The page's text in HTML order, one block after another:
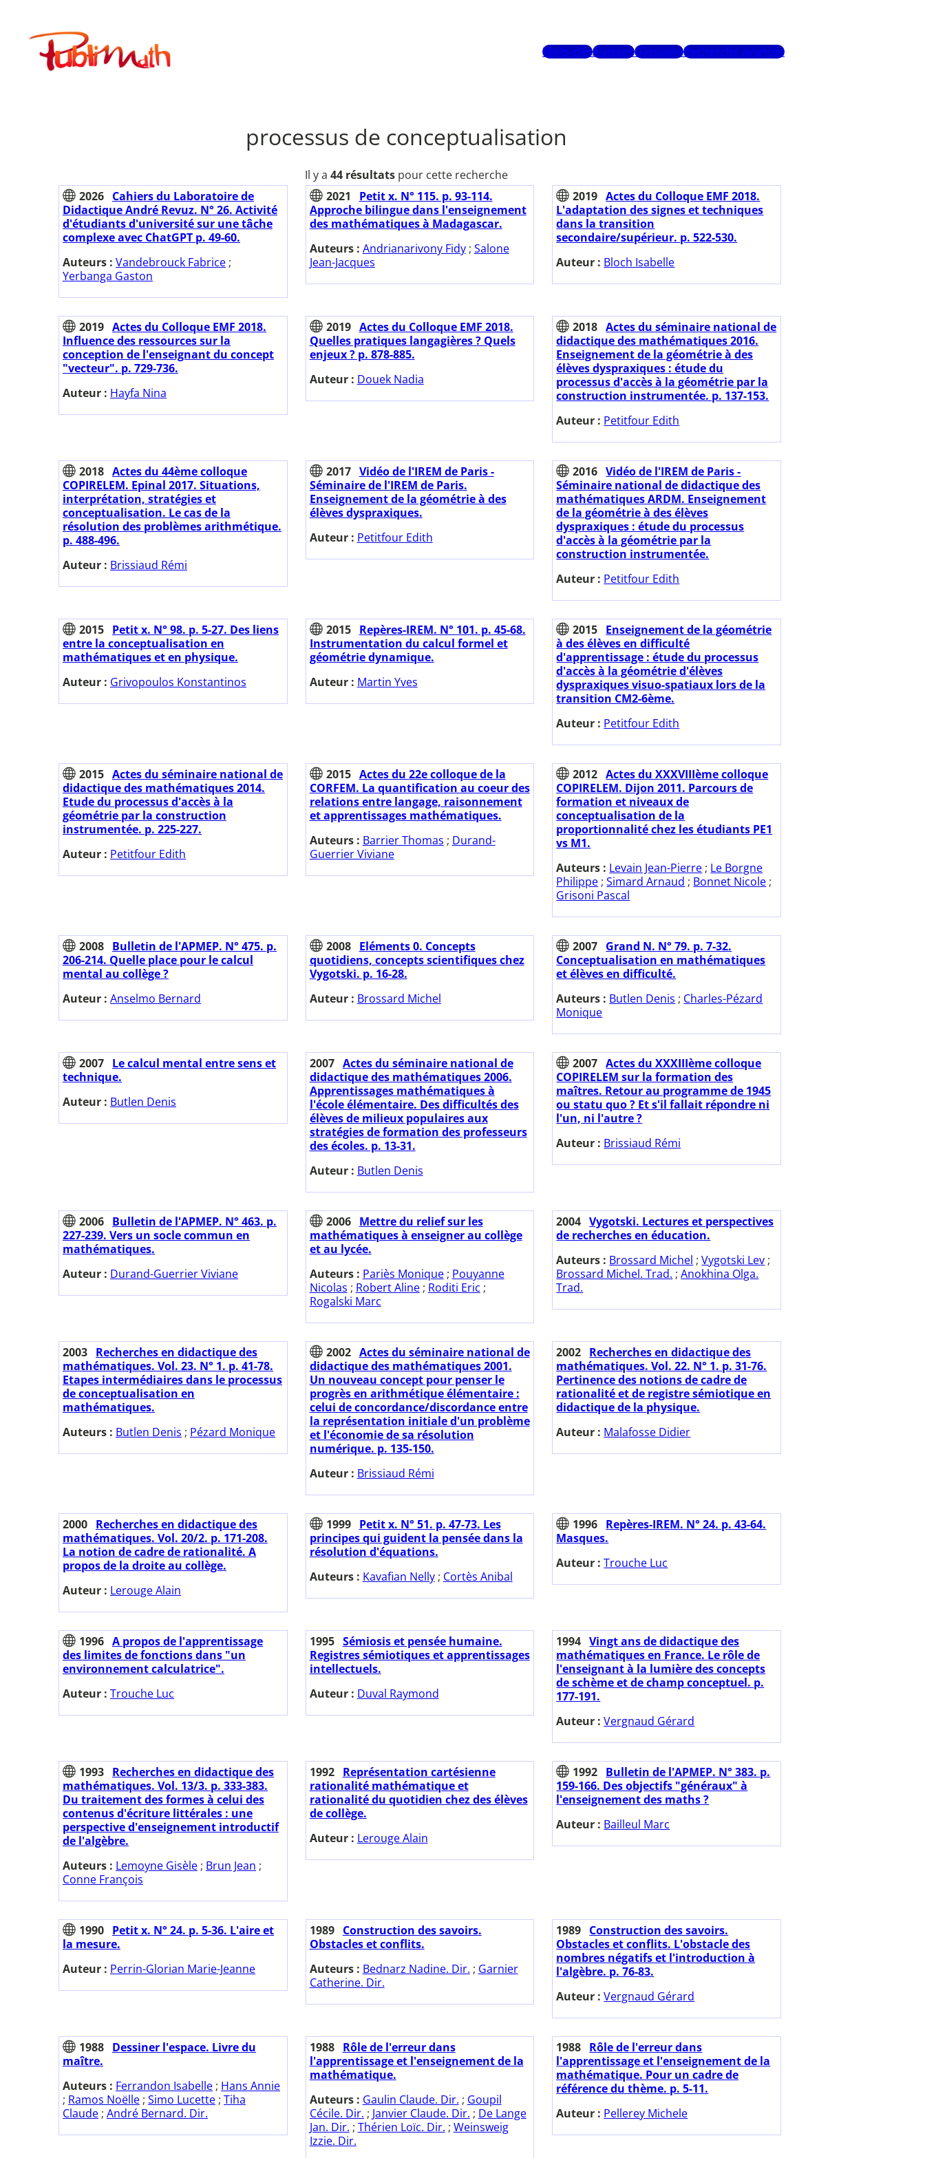
contenuPublimath
Mots-clésAuteursGlossaireRecherche avancée
processus de conceptualisation
Il y a 44 résultatspour cette recherche
2026 Cahiers du Laboratoire de
Didactique André Revuz. N° 26. Activité
d'étudiants d'université sur une tâche
complexe avec ChatGPT p. 49-60.
Auteurs : Vandebrouck Fabrice ;
Yerbanga Gaston
2021
Petit x. N° 115. p. 93-114.
Approche bilingue dans l'enseignement
des mathématiques à Madagascar.
Auteurs : Andrianarivony Fidy; Salone
Jean-Jacques
2019 Actes du Colloque EMF 2018.
L'adaptation des signes et techniques
dans la transition
secondaire/supérieur. p. 522-530.
Auteur : Bloch Isabelle
2019 Actes du Colloque EMF 2018.
Influence des ressources sur la
conception de l'enseignant du concept
"vecteur". p. 729-736.
Auteur : Hayfa Nina
2019 Actes du Colloque EMF 2018.
Quelles pratiques langagières ? Quels
enjeux ? p. 878-885.
Auteur : Douek Nadia
2018 Actes du séminaire national de
didactique des mathématiques 2016.
Enseignement de la géométrie à des
élèves dyspraxiques : étude du
processus d'accès à la géométrie par la
construction instrumentée. p. 137-153.
Auteur : Petitfour Edith
2018 Actes du 44ème colloque
COPIRELEM. Epinal 2017. Situations,
interprétation, stratégies et
conceptualisation. Le cas de la
résolution des problèmes arithmétique.
p. 488-496.
Auteur : Brissiaud Rémi
2017 Vidéo de l'IREM de Paris -
Séminaire de l'IREM de Paris.
Enseignement de la géométrie à des
élèves dyspraxiques.
Auteur : Petitfour Edith
2016 Vidéo de l'IREM de Paris -
Séminaire national de didactique des
mathématiques ARDM. Enseignement
de la géométrie à des élèves
dyspraxiques : étude du processus
d'accès à la géométrie par la
construction instrumentée.
Auteur : Petitfour Edith
2015 Petit x. N° 98. p. 5-27. Des liens
entre la conceptualisation en
mathématiques et en physique.
Auteur : Grivopoulos Konstantinos
2015
Repères-IREM. N° 101. p. 45-68.
Instrumentation du calcul formel et
géométrie dynamique.
Auteur : Martin Yves
2015 Enseignement de la géométrie
à des élèves en difficulté
d'apprentissage : étude du processus
d'accès à la géométrie d'élèves
dyspraxiques visuo-spatiaux lors de la
transition CM2-6ème.
Auteur : Petitfour Edith
2015 Actes du séminaire national de
didactique des mathématiques 2014.
Etude du processus d'accès à la
géométrie par la construction
instrumentée. p. 225-227.
Auteur : Petitfour Edith
2015 Actes du 22e colloque de la
CORFEM. La quantification au coeur des
relations entre langage, raisonnement
et apprentissages mathématiques.
Auteurs : Barrier Thomas ; Durand-
Guerrier Viviane
2012 Actes du XXXVIIIème colloque
COPIRELEM. Dijon 2011. Parcours de
formation et niveaux de
conceptualisation de la
proportionnalité chez les étudiants PE1
vs M1.
Auteurs : Levain Jean-Pierre ; Le Borgne
Philippe ;Simard Arnaud ; Bonnet Nicole ;
Grisoni Pascal
2008 Bulletin de l'APMEP. N° 475. p.
206-214. Quelle place pour le calcul
mental au collège ?
Auteur : Anselmo Bernard
2008
Eléments 0. Concepts
quotidiens, concepts scientifiques chez
Vygotski. p. 16-28.
Auteur : Brossard Michel
2007 Grand N. N° 79. p. 7-32.
Conceptualisation en mathématiques
et élèves en difficulté.
Auteurs : Butlen Denis ; Charles-Pézard
Monique
2007 Le calcul mental entre sens et
technique.
Auteur : Butlen Denis
2007 Actes du séminaire national de
didactique des mathématiques 2006.
Apprentissages mathématiques à
l'école élémentaire. Des difficultés des
élèves de milieux populaires aux
stratégies de formation des professeurs
des écoles. p. 13-31.
Auteur : Butlen Denis
2007 Actes du XXXIIIème colloque
COPIRELEM sur la formation des
maîtres. Retour au programme de 1945
ou statu quo ? Et s'il fallait répondre ni
l'un, ni l'autre ?
Auteur : Brissiaud Rémi
2006 Bulletin de l'APMEP. N° 463. p.
227-239. Vers un socle commun en
mathématiques.
Auteur : Durand-Guerrier Viviane
2006
Mettre du relief sur les
mathématiques à enseigner au collège
et au lycée.
Auteurs : Pariès Monique; Pouyanne
Nicolas ; Robert Aline; Roditi Eric ;
Rogalski Marc
2004 Vygotski. Lectures et perspectives
de recherches en éducation.
Auteurs : Brossard Michel ;Vygotski Lev ;
Brossard Michel. Trad. ;Anokhina Olga.
Trad.
2003 Recherches en didactique des
mathématiques. Vol. 23. N° 1. p. 41-78.
Etapes intermédiaires dans le processus
de conceptualisation en
mathématiques.
Auteurs : Butlen Denis ; Pézard Monique
2002 Actes du séminaire national de
didactique des mathématiques 2001.
Un nouveau concept pour penser le
progrès en arithmétique élémentaire :
celui de concordance/discordance entre
la représentation initiale d'un problème
et l'économie de sa résolution
numérique. p. 135-150.
Auteur : Brissiaud Rémi
2002 Recherches en didactique des
mathématiques. Vol. 22. N° 1. p. 31-76.
Pertinence des notions de cadre de
rationalité et de registre sémiotique en
didactique de la physique.
Auteur : Malafosse Didier
2000 Recherches en didactique des
mathématiques. Vol. 20/2. p. 171-208.
La notion de cadre de rationalité. A
propos de la droite au collège.
Auteur : Lerouge Alain
1999
Petit x. N° 51. p. 47-73. Les
principes qui guident la pensée dans la
résolution d'équations.
Auteurs : Kavafian Nelly; Cortès Anibal
1996 Repères-IREM. N° 24. p. 43-64.
Masques.
Auteur :Trouche Luc
1996 A propos de l'apprentissage
des limites de fonctions dans "un
environnement calculatrice".
Auteur : Trouche Luc
1995 Sémiosis et pensée humaine.
Registres sémiotiques et apprentissages
intellectuels.
Auteur : Duval Raymond
1994 Vingt ans de didactique des
mathématiques en France. Le rôle de
l'enseignant à la lumière des concepts
de schème et de champ conceptuel. p.
177-191.
Auteur :Vergnaud Gérard
1993 Recherches en didactique des
mathématiques. Vol. 13/3. p. 333-383.
Du traitement des formes à celui des
contenus d'écriture littérales : une
perspective d'enseignement introductif
de l'algèbre.
Auteurs : Lemoyne Gisèle ; Brun Jean ;
Conne François
1992
Représentation cartésienne
rationalité mathématique et
rationalité du quotidien chez des élèves
de collège.
Auteur : Lerouge Alain
1992 Bulletin de l'APMEP. N° 383. p.
159-166. Des objectifs "généraux" à
l'enseignement des maths ?
Auteur : Bailleul Marc
1990 Petit x. N° 24. p. 5-36. L'aire et
la mesure.
Auteur : Perrin-Glorian Marie-Jeanne
1989
Construction des savoirs.
Obstacles et conflits.
Auteurs : Bednarz Nadine. Dir. ; Garnier
Catherine. Dir.
1989 Construction des savoirs.
Obstacles et conflits. L'obstacle des
nombres négatifs et l'introduction à
l'algèbre. p. 76-83.
Auteur :Vergnaud Gérard
1988 Dessiner l'espace. Livre du
maître.
Auteurs : Ferrandon Isabelle ; Hans Annie
; Ramos Noëlle ; Simo Lucette ; Tiha
Claude ; André Bernard. Dir.
1988
Rôle de l'erreur dans
l'apprentissage et l'enseignement de la
mathématique.
Auteurs : Gaulin Claude. Dir. ; Goupil
Cécile. Dir. ; Janvier Claude. Dir. ; De Lange
Jan. Dir. ; Thérien Loïc. Dir. ; Weinsweig
Izzie. Dir.
1988 Rôle de l'erreur dans
l'apprentissage et l'enseignement de la
mathématique. Pour un cadre de
référence du thème. p. 5-11.
Auteur : Pellerey Michele